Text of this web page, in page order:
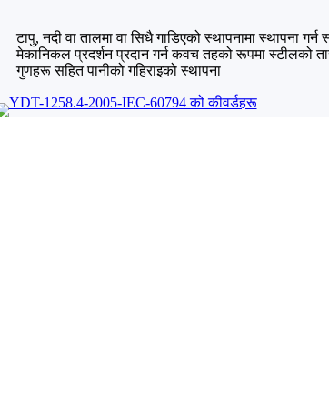
टापु, नदी वा तालमा वा सिधै गाडिएको स्थापनामा स्थापना
मेकानिकल प्रदर्शन प्रदान गर्न कवच तहको रूपमा स्टीलको
गुणहरू सहित पानीको गहिराइको स्थापना